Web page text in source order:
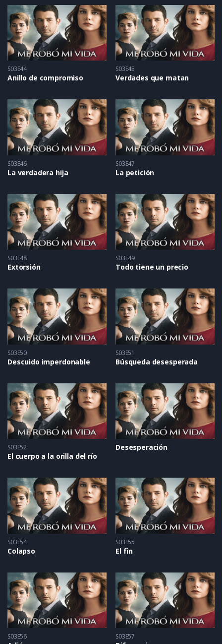
S03E44
Anillo de compromiso
S03E45
Verdades que matan
S03E46
La verdadera hija
S03E47
La petición
S03E48
Extorsión
S03E49
Todo tiene un precio
S03E50
Descuido imperdonable
S03E51
Búsqueda desesperada
S03E52
El cuerpo a la orilla del río
Desesperación
S03E54
Colapso
S03E55
El fin
S03E56 S03E57